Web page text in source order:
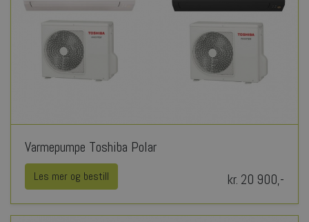
Varmepumpe Toshiba Polar
Les mer og bestill kr. 20 900,-